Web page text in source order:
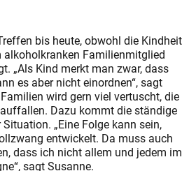
bis heute, obwohl die Kindheit
Familienmitglied
„Als Kind merkt man zwar, dass
es aber nicht einordnen“, sagt
wird gern viel vertuscht, die
Dazu kommt die ständige
„Eine Folge kann sein,
entwickelt. Da muss auch
dass ich nicht allem und jedem im
sagt Susanne.